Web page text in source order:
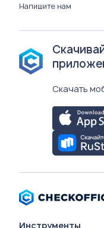
Напишите нам
Скачать
Инструменты